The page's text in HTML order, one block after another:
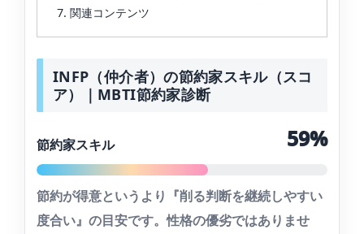
関連コンテンツ
INFP（仲介者）の節約家スキル（スコ
ア）｜MBTI節約家診断
節約家スキル 59%
節約が得意というより『削る判断を継続しやすい
度合い』の目安です。性格の優劣ではありませ